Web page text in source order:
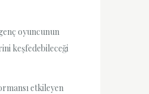
oyuncunun
keşfedebileceği
etkileyen